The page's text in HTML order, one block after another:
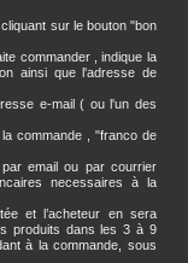
sur le bouton "bon
commander , indique la
ainsi que l'adresse de
e-mail ( ou l'un des
commande , "franco de
email ou par courrier
necessaires à la
et l’acheteur en sera
produits dans les 3 à 9
à la commande, sous